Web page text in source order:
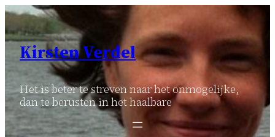
Ga
naar
inhoud
Kirsten Verdel
Het is beter te streven naar het onmogelijke,
dan te berusten in het haalbare